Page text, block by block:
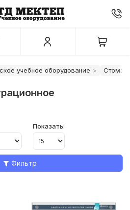
учебное оборудование
Показать:
Фильтр